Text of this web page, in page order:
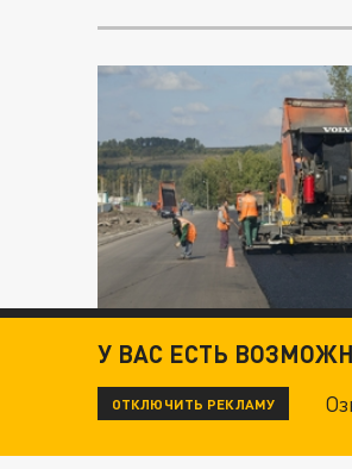
У ВАС ЕСТЬ
ОТКЛЮЧИТЬ РЕКЛАМУ